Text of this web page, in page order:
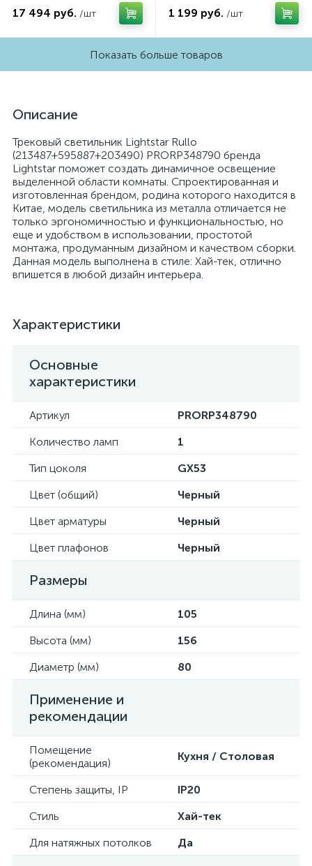
17 494 руб. /шт 1 199 руб. /шт
Показать больше товаров
Описание
Трековый светильник Lightstar Rullo
(213487+595887+203490) PRORP348790 бренда
Lightstar поможет создать динамичное освещение
выделенной области комнаты. Спроектированная и
изготовленная брендом, родина которого находится в
Китае, модель светильника из металла отличается не
только эргономичностью и функциональностью, но
еще и удобством в использовании, простотой
монтажа, продуманным дизайном и качеством сборки.
Данная модель выполнена в стиле: Хай-тек, отлично
впишется в любой дизайн интерьера.
Характеристики
Основные
характеристики
Артикул
PRORP348790
Количество ламп
1
Тип цоколя
GX53
Цвет (общий)
Черный
Цвет арматуры
Черный
Цвет плафонов
Черный
Размеры
Длина (мм)
105
Высота (мм)
156
Диаметр (мм)
80
Применение и
рекомендации
Помещение
(рекомендация)
Кухня / Столовая
Степень защиты, IP
IP20
Стиль
Хай-тек
Для натяжных потолков
Да